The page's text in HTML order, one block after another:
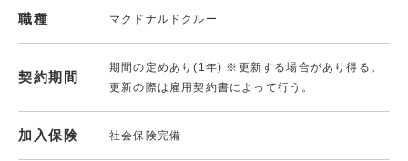
職種 マクドナルドクルー
契約期間
期間の定めあり(1年) ※更新する場合があり得る。
更新の際は雇用契約書によって行う。
加入保険 社会保険完備